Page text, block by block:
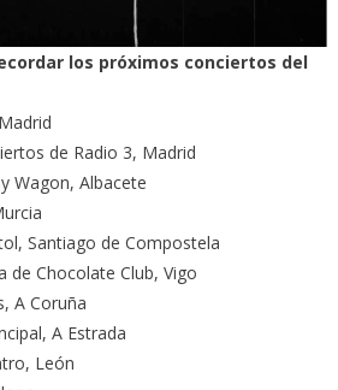
los próximos conciertos del
de Radio 3, Madrid
Wagon, Albacete
Santiago de Compostela
de Chocolate Club, Vigo
A Coruña
A Estrada
León